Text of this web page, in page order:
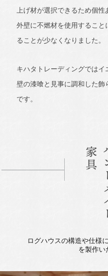
上げ材が選択できるため個性
外壁に不燃材を使用するこ
ることが少なくなりました。
キハタトレーディングでは
壁の漆喰と見事に調和した
です。
ログハウスの構造や仕様
を製作い